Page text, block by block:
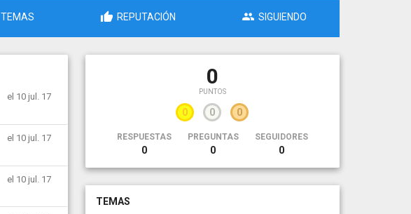
TEMAS REPUTACIÓN SIGUIENDO
el 10 jul. 17
el 10 jul. 17
el 10 jul. 17
0
PUNTOS
0 0 0
RESPUESTAS
0
PREGUNTAS
0
SEGUIDORES
0
TEMAS